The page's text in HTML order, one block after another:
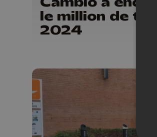
le million de
2024